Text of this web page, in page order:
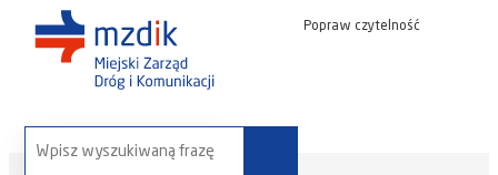
Popraw czytelność
wyszukaj na stronie: